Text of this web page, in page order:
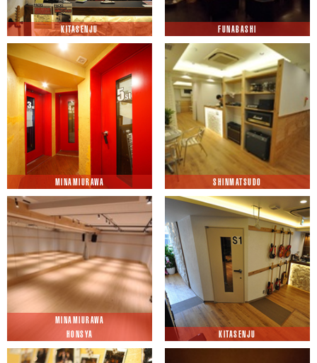
KITASENJU FUNABASHI
MINAMIURAWA SHINMATSUDO
MINAMIURAWA
HONSYA
KITASENJU